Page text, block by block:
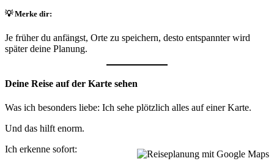
💡Merke dir:
Je früher du anfängst, Orte zu speichern, desto entspannter wird
später deine Planung.
Deine Reise auf der Karte sehen
Was ich besonders liebe: Ich sehe plötzlich alles auf einer Karte.
Und das hilft enorm.
Ich erkenne sofort: